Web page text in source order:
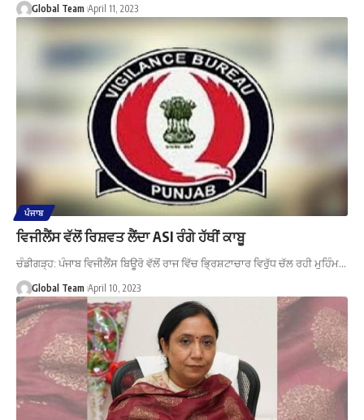
Global Team April 11, 2023
ਪੰਜਾਬ
ਵਿਜੀਲੈਂਸ ਵੱਲੋਂ ਰਿਸ਼ਵਤ ਲੈਂਦਾ ASI ਰੰਗੇ ਹੱਥੀਂ ਕਾਬੂ
ਚੰਡੀਗੜ੍ਹ: ਪੰਜਾਬ ਵਿਜੀਲੈਂਸ ਬਿਊਰੋ ਵੱਲੋਂ ਰਾਜ ਵਿੱਚ ਭ੍ਰਿਸ਼ਟਾਚਾਰ ਵਿਰੁੱਧ ਚੱਲ ਰਹੀ ਮੁਹਿੰਮ…
Global Team April 10, 2023